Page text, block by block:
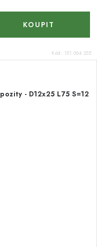
Kód: 151.064.25E
- D12x25 L75 S=12